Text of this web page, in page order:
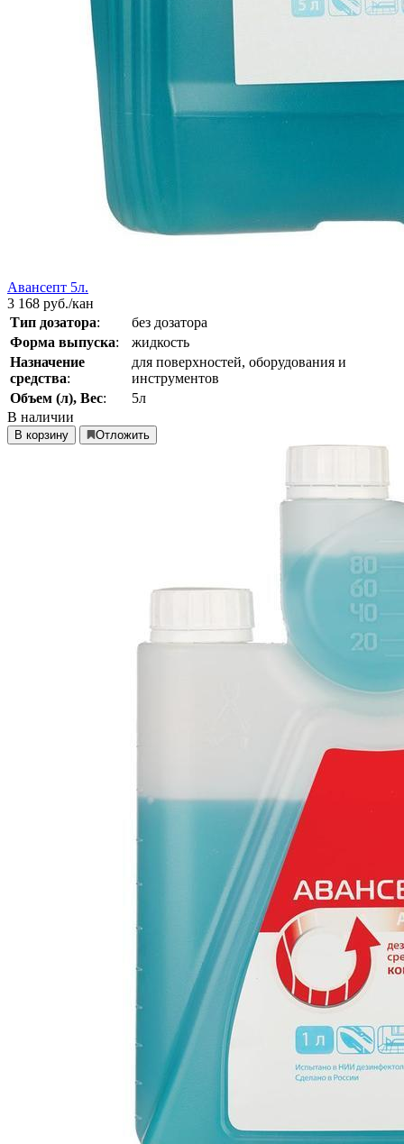
Авансепт 5л.
3 168 руб./кан
Тип дозатора:
без дозатора
Форма выпуска:
жидкость
Назначение
средства:
для поверхностей, оборудования и
инструментов
Объем (л), Вес:
5л
В наличии
В корзину Отложить